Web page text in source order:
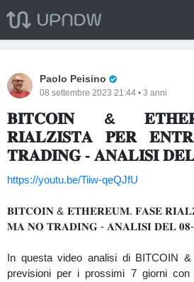
Paolo Peisino
08 settembre 2023 21:44 • 3 anni
𝐁𝐈𝐓𝐂𝐎𝐈𝐍 &
𝐑𝐈𝐀𝐋𝐙𝐈𝐒𝐓𝐀 𝐏𝐄𝐑
𝐓𝐑𝐀𝐃𝐈𝐍𝐆 - 𝐀𝐍𝐀𝐋𝐈𝐒𝐈 𝐃𝐄𝐋
https://youtu.be/Tiiw-qeQJfU
𝐁𝐈𝐓𝐂𝐎𝐈𝐍 & 𝐄𝐓𝐇𝐄𝐑𝐄𝐔𝐌. 𝐅𝐀𝐒𝐄
𝐌𝐀 𝐍𝐎 𝐓𝐑𝐀𝐃𝐈𝐍𝐆 - 𝐀𝐍𝐀𝐋𝐈𝐒𝐈 𝐃𝐄𝐋 𝟎𝟖-
In questa video analisi di BITCOIN
previsioni per i prossimi 7 giorni con